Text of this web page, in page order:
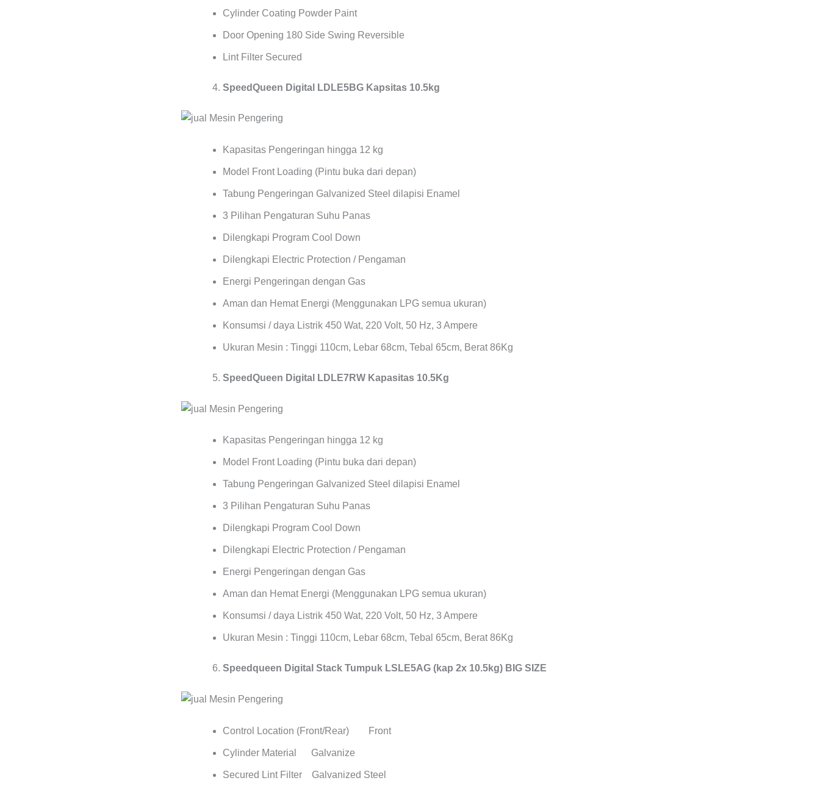
Cylinder Coating Powder Paint
Door Opening 180 Side Swing Reversible
Lint Filter Secured
SpeedQueen Digital LDLE5BG Kapsitas 10.5kg
Kapasitas Pengeringan hingga 12 kg
Model Front Loading (Pintu buka dari depan)
Tabung Pengeringan Galvanized Steel dilapisi Enamel
3 Pilihan Pengaturan Suhu Panas
Dilengkapi Program Cool Down
Dilengkapi Electric Protection / Pengaman
Energi Pengeringan dengan Gas
Aman dan Hemat Energi (Menggunakan LPG semua ukuran)
Konsumsi / daya Listrik 450 Wat, 220 Volt, 50 Hz, 3 Ampere
Ukuran Mesin : Tinggi 110cm, Lebar 68cm, Tebal 65cm, Berat 86Kg
SpeedQueen Digital LDLE7RW Kapasitas 10.5Kg
Kapasitas Pengeringan hingga 12 kg
Model Front Loading (Pintu buka dari depan)
Tabung Pengeringan Galvanized Steel dilapisi Enamel
3 Pilihan Pengaturan Suhu Panas
Dilengkapi Program Cool Down
Dilengkapi Electric Protection / Pengaman
Energi Pengeringan dengan Gas
Aman dan Hemat Energi (Menggunakan LPG semua ukuran)
Konsumsi / daya Listrik 450 Wat, 220 Volt, 50 Hz, 3 Ampere
Ukuran Mesin : Tinggi 110cm, Lebar 68cm, Tebal 65cm, Berat 86Kg
Speedqueen Digital Stack Tumpuk LSLE5AG (kap 2x 10.5kg) BIG SIZE
Control Location (Front/Rear) Front
Cylinder Material Galvanize
Secured Lint Filter Galvanized Steel